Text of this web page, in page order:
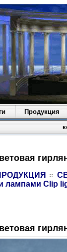
Продукция
лампами Clip